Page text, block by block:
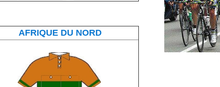
AFRIQUE DU NORD